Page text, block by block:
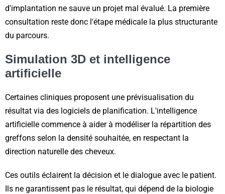
d'implantation ne sauve un projet mal évalué. La première
consultation reste donc l'étape médicale la plus structurante
du parcours.
Simulation 3D et intelligence
artificielle
Certaines cliniques proposent une prévisualisation du
résultat via des logiciels de planification. L'intelligence
artificielle commence à aider à modéliser la répartition des
greffons selon la densité souhaitée, en respectant la
direction naturelle des cheveux.
Ces outils éclairent la décision et le dialogue avec le patient.
Ils ne garantissent pas le résultat, qui dépend de la biologie